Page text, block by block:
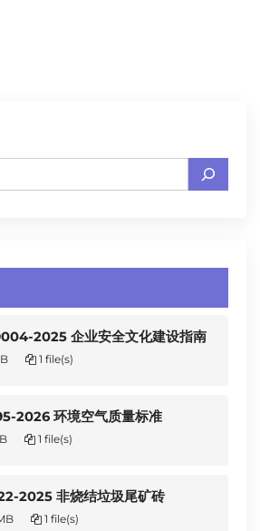
2025 企业安全文化建设指南
1 file(s)
2026 环境空气质量标准
1 file(s)
2025 非烧结垃圾尾矿砖
1 file(s)